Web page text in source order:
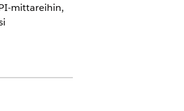
mittareihin,